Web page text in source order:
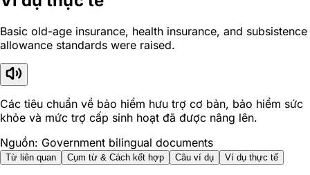
Basic old-age insurance, health insurance, and subsistence
allowance standards were raised.
Các tiêu chuẩn về bảo hiểm hưu trợ cơ bản, bảo hiểm sức
khỏe và mức trợ cấp sinh hoạt đã được nâng lên.
Nguồn: Government bilingual documents
Từ liên quan Cụm từ & Cách kết hợp Câu ví dụ Ví dụ thực tế